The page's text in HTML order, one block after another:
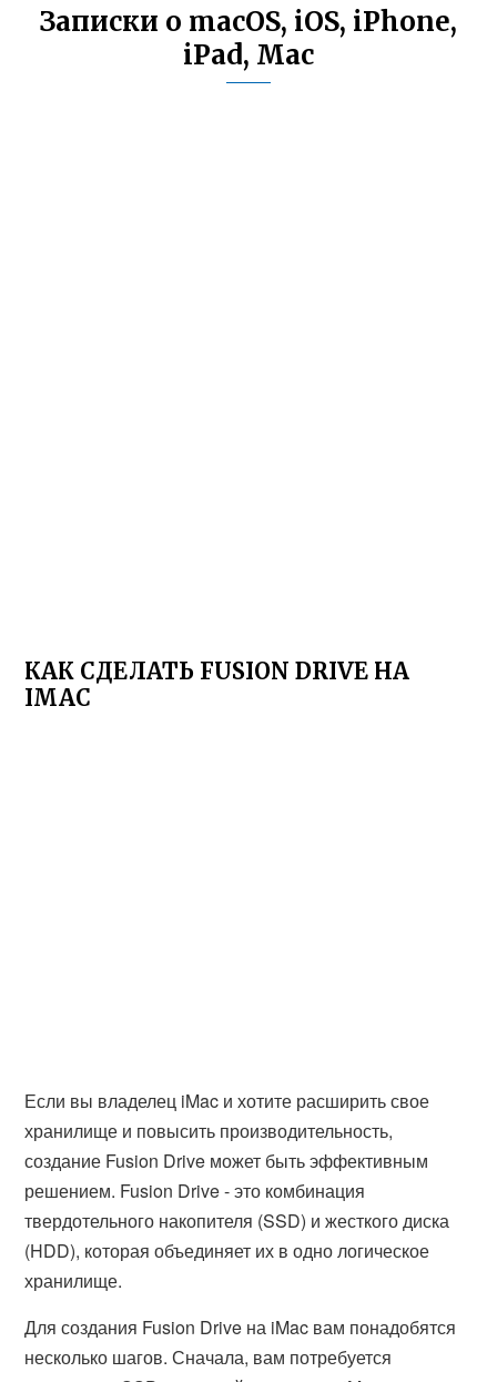
Записки о macOS, iOS, iPhone,
iPad, Mac
КАК СДЕЛАТЬ FUSION DRIVE НА
IMAC
Если вы владелец iMac и хотите расширить свое
хранилище и повысить производительность,
создание Fusion Drive может быть эффективным
решением. Fusion Drive - это комбинация
твердотельного накопителя (SSD) и жесткого диска
(HDD), которая объединяет их в одно логическое
хранилище.
Для создания Fusion Drive на iMac вам понадобятся
несколько шагов. Сначала, вам потребуется